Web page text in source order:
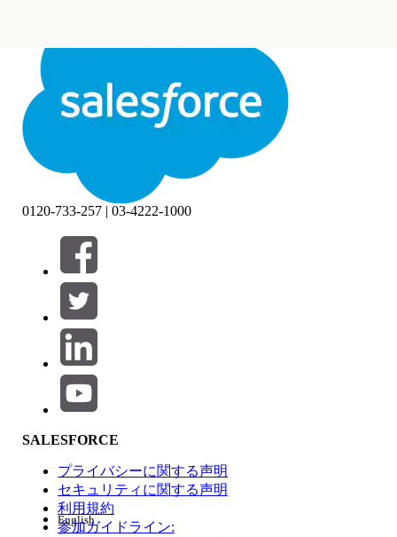
閉じる 閉じる
絞り込み条件 (0)
絞り込み条件を選択
製品エリア
機能の影響
0120-733-257 | 03-4222-1000
SALESFORCE
プライバシーに関する声明
セキュリティに関する声明
利用規約
参加ガイドライン:
English